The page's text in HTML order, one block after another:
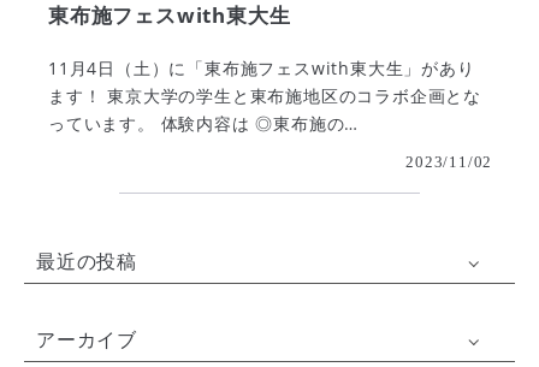
東布施フェスwith東大生
11月4日（土）に「東布施フェスwith東大生」があり
ます！ 東京大学の学生と東布施地区のコラボ企画とな
っています。 体験内容は ◎東布施の…
2023/11/02
最近の投稿
アーカイブ